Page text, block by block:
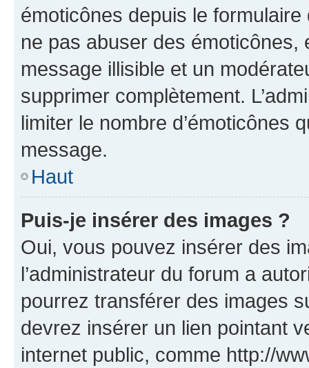
émoticônes depuis le
ne pas abuser des
message illisible et un
supprimer complètement.
limiter le nombre d’émoticônes
message.
Haut
Puis-je insérer des images ?
Oui, vous pouvez insérer des
l’administrateur du forum a
pourrez transférer des images
devrez insérer un lien pointant
internet public, comme http://